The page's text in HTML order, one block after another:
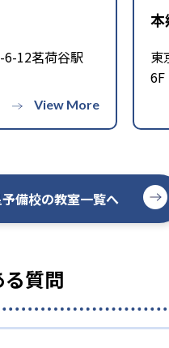
6-12茗荷谷駅
本
東
6F
備校の教室一覧へ
質問